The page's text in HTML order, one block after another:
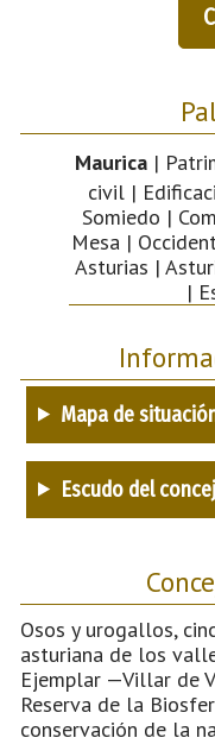
Maurica |
civil |
Somiedo |
Mesa |
Asturias |
|
Mapa de
Escudo del
Osos y urogallos,
asturiana de los
Ejemplar —Villar de
Reserva de la
conservación de la